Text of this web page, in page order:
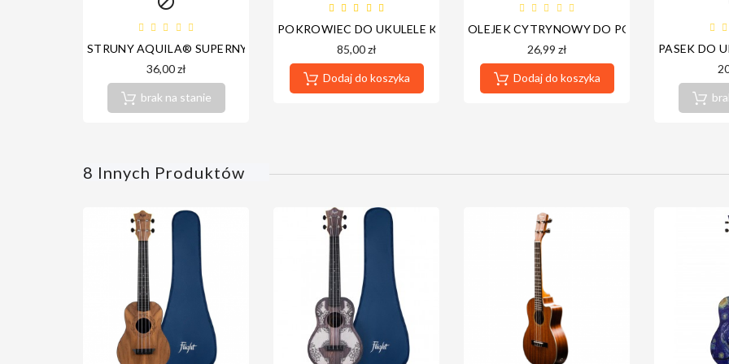
STRUNY AQUILA® SUPERNYLGUT (UKULELE KONCERTOWE)
36,00 zł
brak na stanie
POKROWIEC DO UKULELE KONCERTOWEGO NSG-C
85,00 zł
Dodaj do koszyka
OLEJEK CYTRYNOWY DO PODSTRUNNICY -
26,99 zł
Dodaj do koszyka
PASEK DO
8 Innych Produktów